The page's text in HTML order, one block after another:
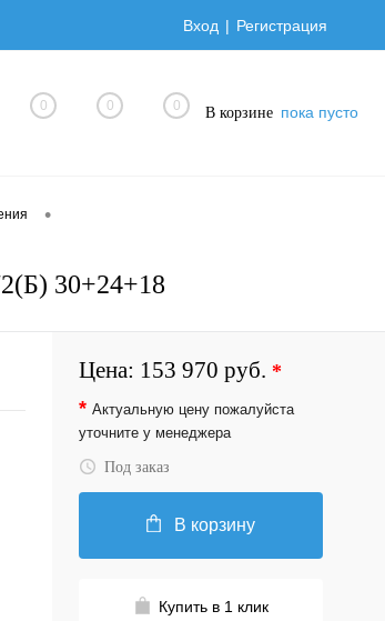
Вход Регистрация
0 0 0 В корзине пока пусто
•
30+24+18
Цена: 153 970 руб. *
* Актуальную цену пожалуйста
уточните у менеджера
Под заказ
В корзину
Купить в 1 клик